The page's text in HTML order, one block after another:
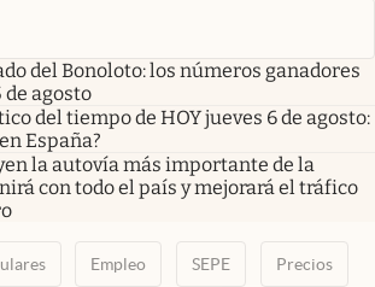
del Bonoloto: los números ganadores
agosto
del tiempo de HOY jueves 6 de agosto:
España?
la autovía más importante de la
con todo el país y mejorará el tráfico
Empleo SEPE Precios